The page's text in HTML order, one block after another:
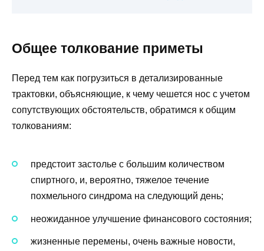
Общее толкование приметы
Перед тем как погрузиться в детализированные
трактовки, объясняющие, к чему чешется нос с учетом
сопутствующих обстоятельств, обратимся к общим
толкованиям:
предстоит застолье с большим количеством
спиртного, и, вероятно, тяжелое течение
похмельного синдрома на следующий день;
неожиданное улучшение финансового состояния;
жизненные перемены, очень важные новости,